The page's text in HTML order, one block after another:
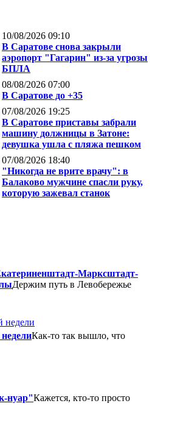
10/08/2026 09:10
В Саратове снова закрыли
аэропорт "Гагарин" из-за угрозы
БПЛА
08/08/2026 07:00
В Саратове до +35
07/08/2026 19:25
В Саратове приставы забрали
машину должницы в Затоне:
девушка ушла с пляжа пешком
07/08/2026 18:40
"Никогда не врите врачу": в
Балаково мужчине спасли руку,
которую зажевал станок
Марксштадт-
Держим путь в Левобережье
Как-то так вышло, что
нуар"Кажется, кто-то просто